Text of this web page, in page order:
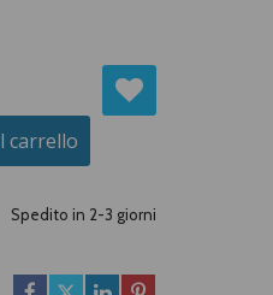
carrello
Spedito in 2-3 giorni